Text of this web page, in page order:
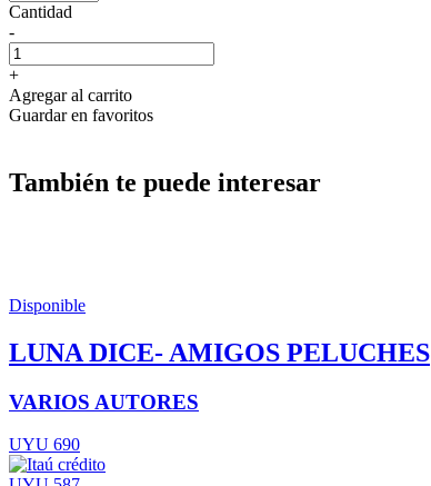
Cantidad
-
+
Agregar al carrito
Guardar en favoritos
También te puede interesar
Disponible
LUNA DICE- AMIGOS PELUCHES
VARIOS AUTORES
UYU 690